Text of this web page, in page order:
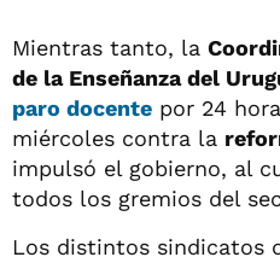
Mientras tanto, la
de la Enseñanza del
paro docente por 24
miércoles contra la
impulsó el gobierno, al
todos los gremios del
Los distintos sindicatos